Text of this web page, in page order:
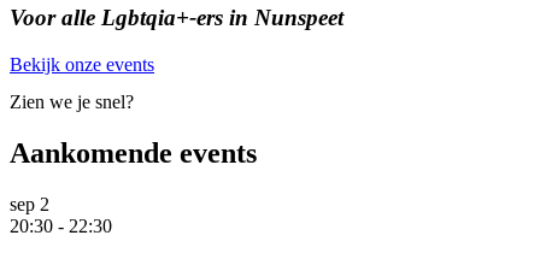
Voor alle Lgbtqia+-ers in Nunspeet
Bekijk onze events
Zien we je snel?
Aankomende events
sep 2
20:30 - 22:30